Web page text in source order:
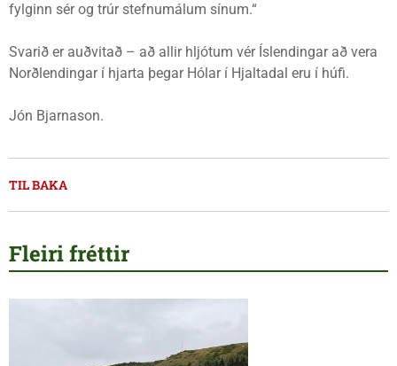
fylginn sér og trúr stefnumálum sínum.“
Svarið er auðvitað – að allir hljótum vér Íslendingar að vera
Norðlendingar í hjarta þegar Hólar í Hjaltadal eru í húfi.
Jón Bjarnason.
TIL BAKA
Fleiri fréttir